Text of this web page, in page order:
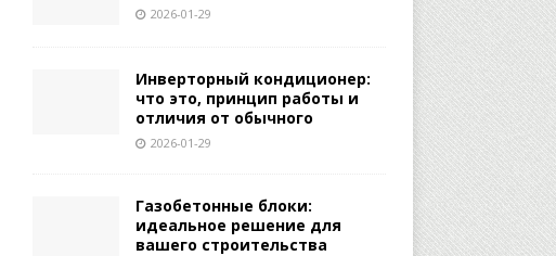
2026-01-29
Инверторный кондиционер:
что это, принцип работы и
отличия от обычного
2026-01-29
Газобетонные блоки:
идеальное решение для
вашего строительства